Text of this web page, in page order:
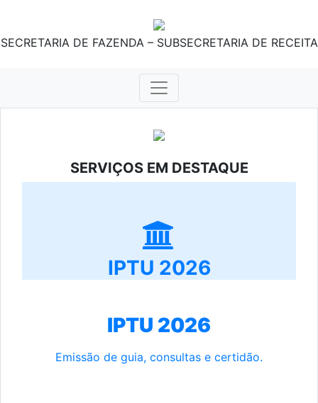
SECRETARIA DE FAZENDA – SUBSECRETARIA DE RECEITA
SERVIÇOS EM DESTAQUE
IPTU 2026
IPTU 2026
Emissão de guia, consultas e certidão.